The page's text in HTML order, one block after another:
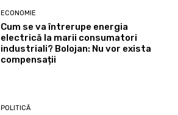
ECONOMIE
Cum se va întrerupe energia
electrică la marii consumatori
industriali? Bolojan: Nu vor exista
compensații
POLITICĂ